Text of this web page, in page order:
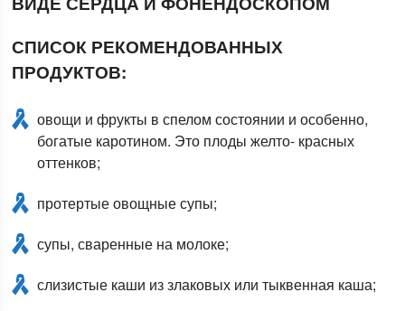
СПИСОК РЕКОМЕНДОВАННЫХ
ПРОДУКТОВ:
овощи и фрукты в спелом состоянии и особенно,
богатые каротином. Это плоды желто- красных
оттенков;
протертые овощные супы;
супы, сваренные на молоке;
слизистые каши из злаковых или тыквенная каша;